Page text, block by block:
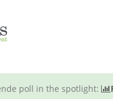
poll in the spotlight: